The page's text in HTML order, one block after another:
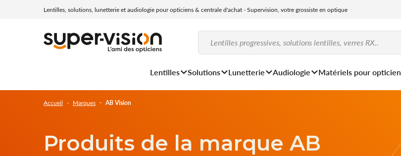
Lentilles, solutions, lunetterie et audiologie pour opticiens & centrale d'achat - Supervision, votre grossiste en optique
Lentilles Solutions Lunetterie Audiologie Matériels pour opticien
Accueil Marques AB Vision
Produits de la marque AB